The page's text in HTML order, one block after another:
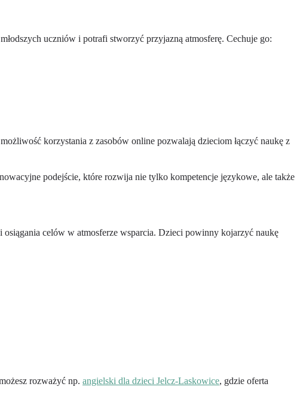
uczniów i potrafi stworzyć przyjazną atmosferę. Cechuje go:
korzystania z zasobów online pozwalają dzieciom łączyć naukę z
podejście, które rozwija nie tylko kompetencje językowe, ale także
celów w atmosferze wsparcia. Dzieci powinny kojarzyć naukę
rozważyć np. angielski dla dzieci Jelcz-Laskowice, gdzie oferta